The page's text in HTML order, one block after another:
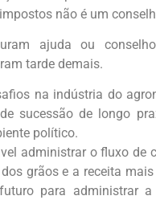
não é um
ajuda ou
tarde demais.
na indústria do
sucessão de longo
político.
administrar o fluxo de
grãos e a receita
para administrar